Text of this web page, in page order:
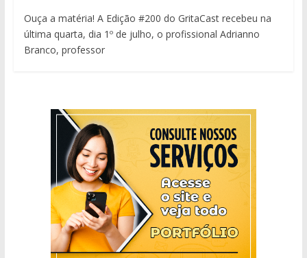
Ouça a matéria! A Edição #200 do GritaCast recebeu na
última quarta, dia 1º de julho, o profissional Adrianno
Branco, professor